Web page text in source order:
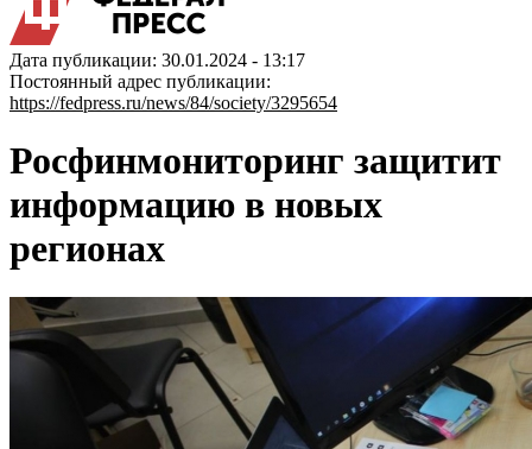
Дата публикации: 30.01.2024 - 13:17
Постоянный адрес публикации:
https://fedpress.ru/news/84/society/3295654
Росфинмониторинг защитит
информацию в новых
регионах